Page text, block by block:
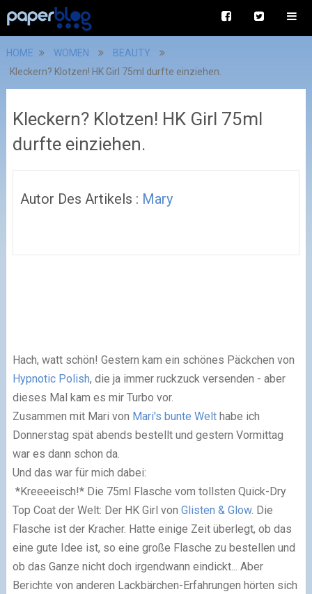
HOME WOMEN
BEAUTY
Kleckern? Klotzen! HK Girl 75ml durfte einziehen.
Kleckern? Klotzen! HK Girl 75ml
durfte einziehen.
Autor Des Artikels : Mary
Hach, watt schön! Gestern kam ein schönes Päckchen von
Hypnotic Polish, die ja immer ruckzuck versenden - aber
dieses Mal kam es mir Turbo vor.
Zusammen mit Mari von Mari's bunte Welthabe ich
Donnerstag spät abends bestellt und gestern Vormittag
war es dann schon da.
Und das war für mich dabei:
*Kreeeeisch!* Die 75ml Flasche vom tollsten Quick-Dry
Top Coat der Welt: Der HK Girl von Glisten & Glow. Die
Flasche ist der Kracher. Hatte einige Zeit überlegt, ob das
eine gute Idee ist, so eine große Flasche zu bestellen und
ob das Ganze nicht doch irgendwann eindickt... Aber
Berichte von anderen Lackbärchen-Erfahrungen hörten sich